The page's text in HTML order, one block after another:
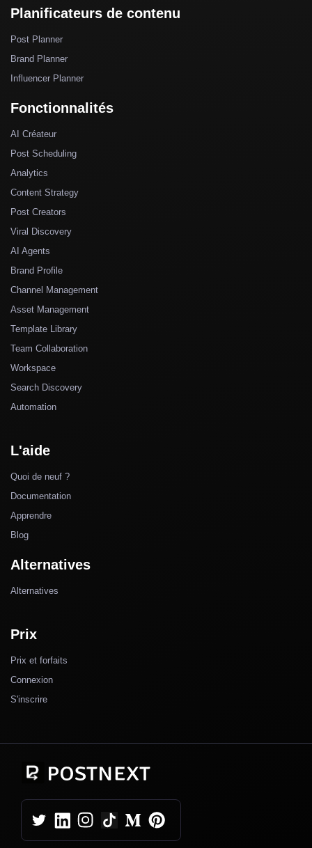
Planificateurs de contenu
Post Planner
Brand Planner
Influencer Planner
Fonctionnalités
AI Créateur
Post Scheduling
Analytics
Content Strategy
Post Creators
Viral Discovery
AI Agents
Brand Profile
Channel Management
Asset Management
Template Library
Team Collaboration
Workspace
Search Discovery
Automation
L'aide
Quoi de neuf ?
Documentation
Apprendre
Blog
Alternatives
Alternatives
Prix
Prix et forfaits
Connexion
S'inscrire